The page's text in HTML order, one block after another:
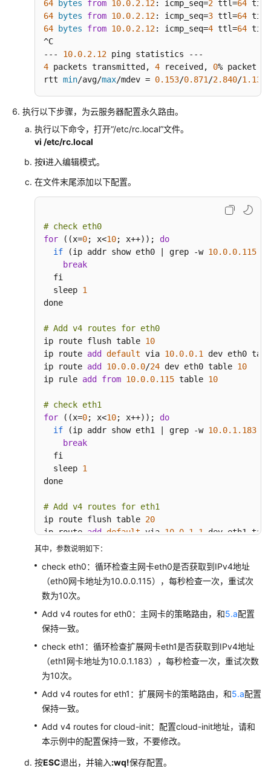
手
动
网
云
服
务
配
置
IPv6
策
略
路
（CentOS）
动
为
多
网
卡
云
服
务
器
置
IPv6
策
由
（Ubuntu）
手
动
多
网
卡
Linux
云
务
器
配
64
bytes from 10.0.2.12: icmp_seq=2 ttl=64
64
bytes from 10.0.2.12: icmp_seq=3 ttl=64
64
bytes from 10.0.2.12: icmp_seq=4 ttl=64
^C
--- 10.0.2.12
4 packets transmitted, 4 received, 0% packet
rtt min/avg/max/mdev = 0.153/0.871 /2.840/1.137
执行以下步骤，为云服务器配置永久路由。
执行以下命令，打开“/etc/rc.local”文件。
vi /etc/rc.local
按i进入编辑模式。
在文件末尾添加以下配置。
# check eth0
for ((x=0; x<10; x++)); do
if (ip addr show eth0 | grep -w 10.0.0.115
break
  fi
  sleep
1
done
# Add v4 routes for eth0
ip route flush table 10
ip route add default via 10.0.0.1
dev eth0
ip route add 10.0.0.0/24 dev eth0 table 10
ip rule add from 10.0.0.115 table 10
# check eth1
for ((x=0; x<10; x++)); do
if (ip addr show eth1 | grep -w 10.0.1 .183
break
  fi
  sleep
1
done
# Add v4 routes for eth1
ip route flush table 20
ip route add default via 10.0 .1 .1
dev eth1
ip route add
# Add v4 routes for cloud-init
ip rule add to 169.254.169.254 table main
其中，参数说明如下：
check eth0：循环检查主网卡eth0是否获取到IPv4地址
（eth0网卡地址为10.0.0.115），每秒检查一次，重试次
数为10次。
Add v4 routes for eth0：主网卡的策略路由，和5.a配置
保持一致。
check eth1：循环检查扩展网卡eth1是否获取到IPv4地址
（eth1网卡地址为10.0.1.183），每秒检查一次，重试次数
为10次。
Add v4 routes for eth1：扩展网卡的策略路由，和5.a配置
保持一致。
Add v4 routes for cloud-init：配置cloud-init地址，请和
本示例中的配置保持一致，不要修改。
按ESC退出，并输入:wq!保存配置。